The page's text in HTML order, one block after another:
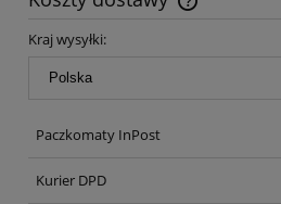
Cena nie zawiera ewentualnych
Kraj wysyłki:
Paczkomaty InPost
Kurier DPD